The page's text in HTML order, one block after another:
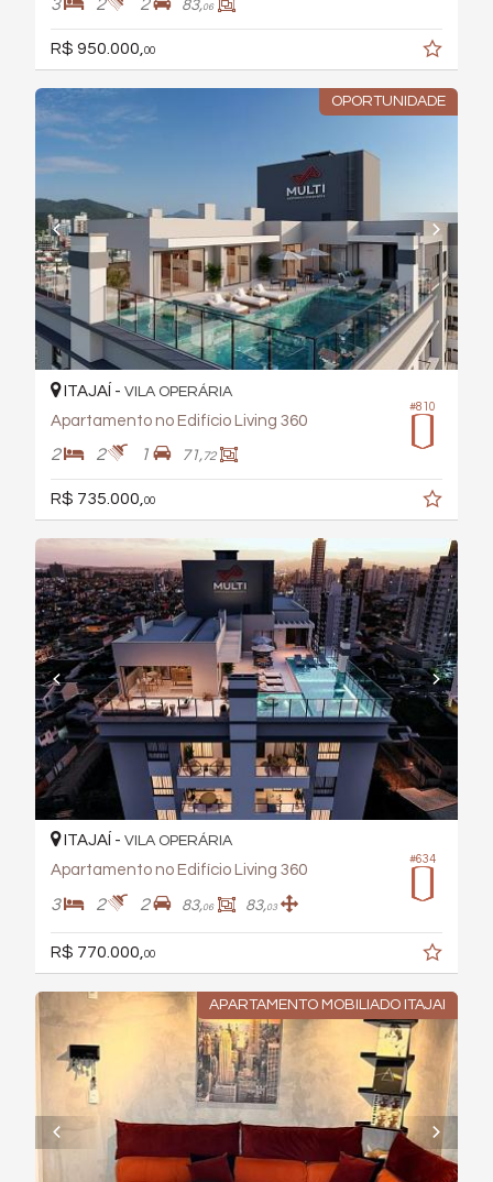
3 2 2 83,06
R$ 950.000,00
OPORTUNIDADE
#810
ITAJAÍ - VILA OPERÁRIA
Apartamento no Edifício Living 360
2 2 1 71,72
R$ 735.000, 00
#634
ITAJAÍ - VILA OPERÁRIA
Apartamento no Edifício Living 360
3 2 2 83,06 83,03
R$ 770.000, 00
APARTAMENTO MOBILIADO ITAJAI